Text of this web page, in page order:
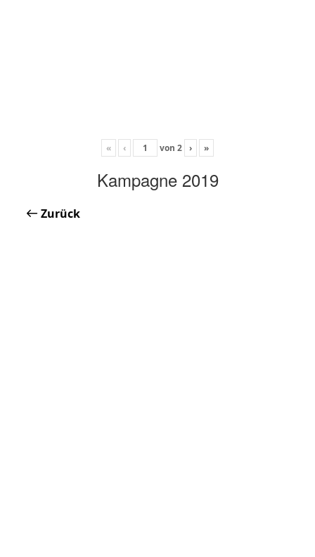
« ‹ von 2 › »
Kampagne 2019
Zurück